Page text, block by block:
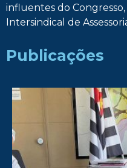
influentes do
Intersindical de
Publicações